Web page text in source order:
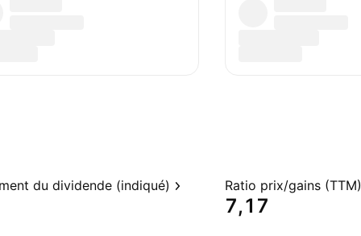
du dividende (indiqué) Ratio prix/gains (TTM)
7,17